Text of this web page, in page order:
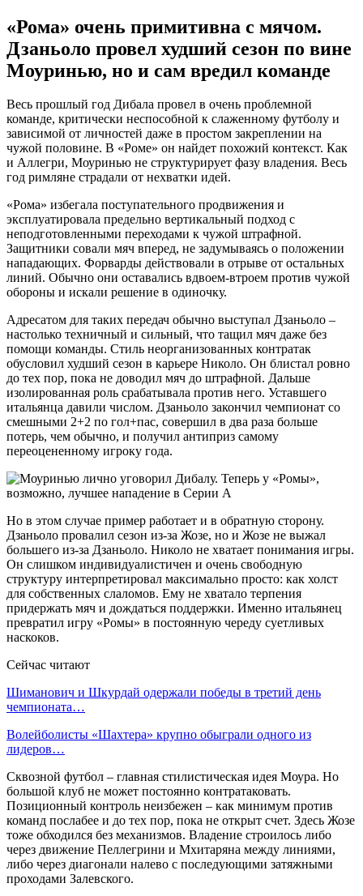
«Рома» очень примитивна с мячом.
Дзаньоло провел худший сезон по вине
Моуринью, но и сам вредил команде
Весь прошлый год Дибала провел в очень проблемной
команде, критически неспособной к слаженному футболу и
зависимой от личностей даже в простом закреплении на
чужой половине. В «Роме» он найдет похожий контекст. Как
и Аллегри, Моуринью не структурирует фазу владения. Весь
год римляне страдали от нехватки идей.
«Рома» избегала поступательного продвижения и
эксплуатировала предельно вертикальный подход с
неподготовленными переходами к чужой штрафной.
Защитники совали мяч вперед, не задумываясь о положении
нападающих. Форварды действовали в отрыве от остальных
линий. Обычно они оставались вдвоем-втроем против чужой
обороны и искали решение в одиночку.
Адресатом для таких передач обычно выступал Дзаньоло –
настолько техничный и сильный, что тащил мяч даже без
помощи команды. Стиль неорганизованных контратак
обусловил худший сезон в карьере Николо. Он блистал ровно
до тех пор, пока не доводил мяч до штрафной. Дальше
изолированная роль срабатывала против него. Уставшего
итальянца давили числом. Дзаньоло закончил чемпионат со
смешными 2+2 по гол+пас, совершил в два раза больше
потерь, чем обычно, и получил антиприз самому
переоцененному игроку года.
Но в этом случае пример работает и в обратную сторону.
Дзаньоло провалил сезон из-за Жозе, но и Жозе не выжал
большего из-за Дзаньоло. Николо не хватает понимания игры.
Он слишком индивидуалистичен и очень свободную
структуру интерпретировал максимально просто: как холст
для собственных слаломов. Ему не хватало терпения
придержать мяч и дождаться поддержки. Именно итальянец
превратил игру «Ромы» в постоянную череду суетливых
наскоков.
Сейчас читают
Шиманович и Шкурдай одержали победы в третий день
чемпионата…
Волейболисты «Шахтера» крупно обыграли одного из
лидеров…
Сквозной футбол – главная стилистическая идея Моура. Но
большой клуб не может постоянно контратаковать.
Позиционный контроль неизбежен – как минимум против
команд послабее и до тех пор, пока не открыт счет. Здесь Жозе
тоже обходился без механизмов. Владение строилось либо
через движение Пеллегрини и Мхитаряна между линиями,
либо через диагонали налево с последующими затяжными
проходами Залевского.